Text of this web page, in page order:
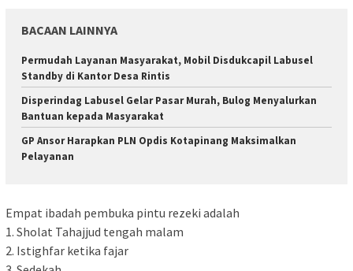
BACAAN LAINNYA
Permudah Layanan Masyarakat, Mobil Disdukcapil Labusel
Standby di Kantor Desa Rintis
Disperindag Labusel Gelar Pasar Murah, Bulog Menyalurkan
Bantuan kepada Masyarakat
GP Ansor Harapkan PLN Opdis Kotapinang Maksimalkan
Pelayanan
Empat ibadah pembuka pintu rezeki adalah
1. Sholat Tahajjud tengah malam
2. Istighfar ketika fajar